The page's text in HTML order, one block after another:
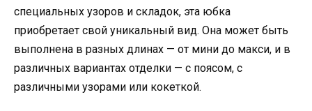
специальных узоров и складок, эта юбка
приобретает свой уникальный вид. Она может быть
выполнена в разных длинах — от мини до макси, и в
различных вариантах отделки — с поясом, с
различными узорами или кокеткой.